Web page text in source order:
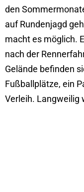
den
auf Rundenjagd
macht es möglich.
nach der
Gelände befinden
Fußballplätze, ein
Verleih. Langweilig